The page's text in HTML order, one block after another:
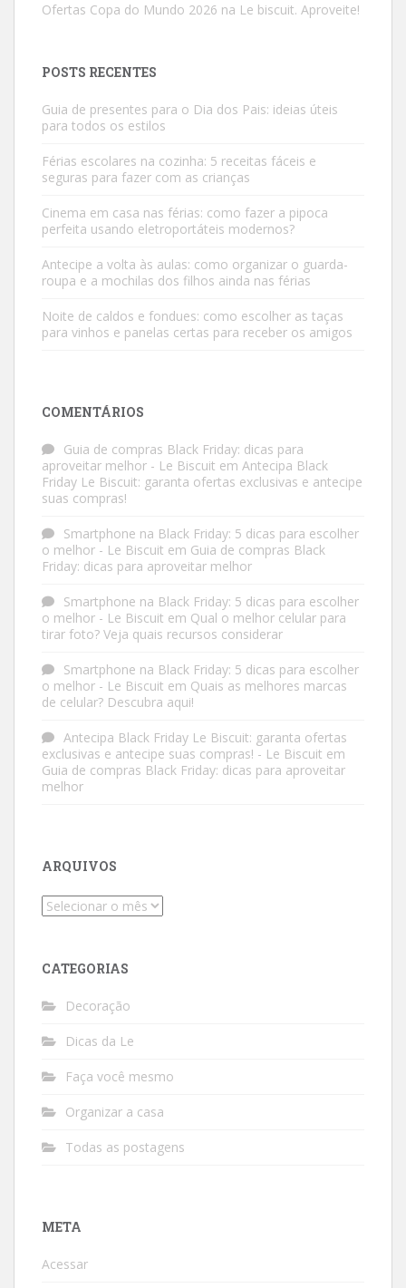
Ofertas Copa do Mundo 2026 na Le biscuit. Aproveite!
POSTS RECENTES
Guia de presentes para o Dia dos Pais: ideias úteis
para todos os estilos
Férias escolares na cozinha: 5 receitas fáceis e
seguras para fazer com as crianças
Cinema em casa nas férias: como fazer a pipoca
perfeita usando eletroportáteis modernos?
Antecipe a volta às aulas: como organizar o guarda-
roupa e a mochilas dos filhos ainda nas férias
Noite de caldos e fondues: como escolher as taças
para vinhos e panelas certas para receber os amigos
COMENTÁRIOS
Guia de compras Black Friday: dicas para
aproveitar melhor - Le Biscuit em Antecipa Black
Friday Le Biscuit: garanta ofertas exclusivas e antecipe
suas compras!
Smartphone na Black Friday: 5 dicas para escolher
o melhor - Le Biscuit em Guia de compras Black
Friday: dicas para aproveitar melhor
Smartphone na Black Friday: 5 dicas para escolher
o melhor - Le Biscuit em Qual o melhor celular para
tirar foto? Veja quais recursos considerar
Smartphone na Black Friday: 5 dicas para escolher
o melhor - Le Biscuit em Quais as melhores marcas
de celular? Descubra aqui!
Antecipa Black Friday Le Biscuit: garanta ofertas
exclusivas e antecipe suas compras! - Le Biscuit em
Guia de compras Black Friday: dicas para aproveitar
melhor
ARQUIVOS
Arquivos
CATEGORIAS
Decoração
Dicas da Le
Faça você mesmo
Organizar a casa
Todas as postagens
META
Acessar